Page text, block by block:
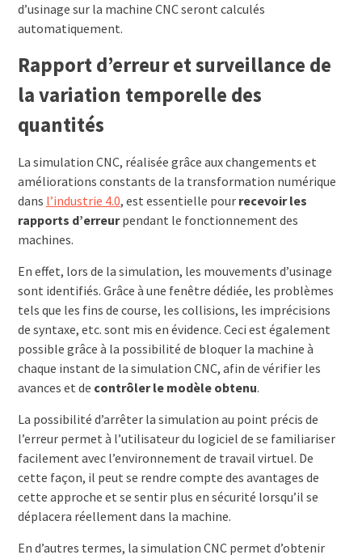
d’usinage sur la machine CNC seront calculés
automatiquement.
Rapport d’erreur et surveillance de
la variation temporelle des
quantités
La simulation CNC, réalisée grâce aux changements et
améliorations constants de la transformation numérique
dans l’industrie 4.0, est essentielle pour recevoir les
rapports d’erreurpendant le fonctionnement des
machines.
En effet, lors de la simulation, les mouvements d’usinage
sont identifiés. Grâce à une fenêtre dédiée, les problèmes
tels que les fins de course, les collisions, les imprécisions
de syntaxe, etc. sont mis en évidence. Ceci est également
possible grâce à la possibilité de bloquer la machine à
chaque instant de la simulation CNC, afin de vérifier les
avances et de contrôler le modèle obtenu.
La possibilité d’arrêter la simulation au point précis de
l’erreur permet à l’utilisateur du logiciel de se familiariser
facilement avec l’environnement de travail virtuel. De
cette façon, il peut se rendre compte des avantages de
cette approche et se sentir plus en sécurité lorsqu’il se
déplacera réellement dans la machine.
En d’autres termes, la simulation CNC permet d’obtenir